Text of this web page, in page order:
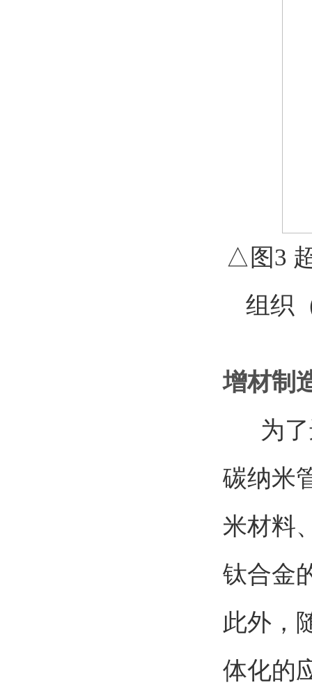
△图3
组织
增材制
为了
碳纳米
米材料
钛合金
此外，
体化的